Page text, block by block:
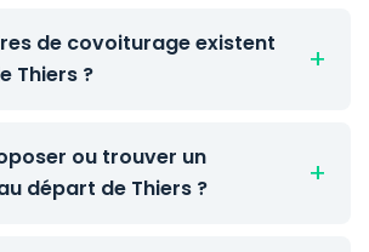
de covoiturage existent
Thiers ?
ou trouver un
départ de Thiers ?